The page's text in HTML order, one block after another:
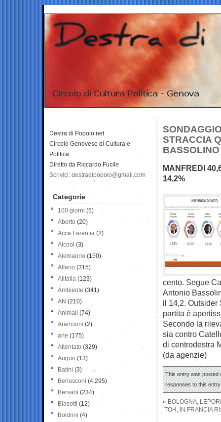
STRACCIA
MANFREDI
14,2%
cento. Segue
Antonio
il 14,2. Outsider
partita è
Secondo la
sia contro
di centrodestra
(da agenzie)
This entry was posted
responses to this
« BOLOGNA,
TOH, IN FRANCIA
Destra di Popolo.net
Circolo Genovese di Cultura e
Politica
Diretto da Riccardo Fucile
Scrivici: destradipopolo@gmail.com
Categorie
100 giorni (5)
Aborto (20)
Acca Larentia (2)
Alcool (3)
Alemanno (150)
Alfano (315)
Alitalia (123)
Ambiente (341)
AN (210)
Animali (74)
Arancioni (2)
arte (175)
Attentato (329)
Auguri (13)
Batini (3)
Berlusconi (4.295)
Bersani (234)
Biasotti (12)
Boldrini (4)